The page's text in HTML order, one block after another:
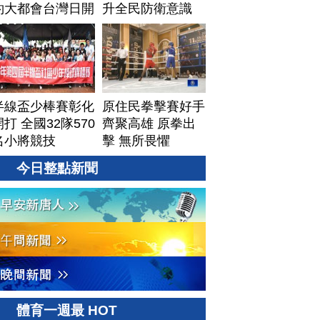
大都會台灣日開
升全民防衛意識
線盃少棒賽彰化
打 全國32隊570
小將競技
原住民拳擊賽好手
齊聚高雄 原拳出
擊 無所畏懼
今日整點新聞
體育一週最 HOT